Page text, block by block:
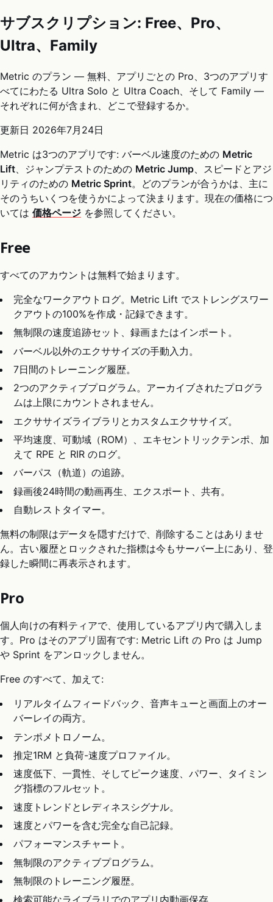
サブスクリプション: Free、Pro、
Ultra、Family
Metric のプラン — 無料、アプリごとの Pro、3つのアプリす
べてにわたる Ultra Solo と Ultra Coach、そして Family —
それぞれに何が含まれ、どこで登録するか。
更新日 2026年7月24日
Metric は3つのアプリです: バーベル速度のための Metric
Lift 、ジャンプテストのための Metric Jump 、スピードとアジ
リティのための Metric Sprint。どのプランが合うかは、主に
そのうちいくつを使うかによって決まります。現在の価格につ
いては 価格ページ を参照してください。
Free
すべてのアカウントは無料で始まります。
完全なワークアウトログ。Metric Lift でストレングスワー
クアウトの100%を作成・記録できます。
無制限の速度追跡セット、録画またはインポート。
バーベル以外のエクササイズの手動入力。
7日間のトレーニング履歴。
2つのアクティブプログラム。アーカイブされたプログラ
ムは上限にカウントされません。
エクササイズライブラリとカスタムエクササイズ。
平均速度、可動域（ROM）、エキセントリックテンポ、加
えて RPE と RIR のログ。
バーパス（軌道）の追跡。
録画後24時間の動画再生、エクスポート、共有。
自動レストタイマー。
無料の制限はデータを隠すだけで、削除することはありませ
ん。古い履歴とロックされた指標は今もサーバー上にあり、登
録した瞬間に再表示されます。
Pro
個人向けの有料ティアで、使用しているアプリ内で購入しま
す。Pro はそのアプリ固有です: Metric Lift の Pro は Jump
や Sprint をアンロックしません。
Free のすべて、加えて:
リアルタイムフィードバック、音声キューと画面上のオー
バーレイの両方。
テンポメトロノーム。
推定1RM と負荷-速度プロファイル。
速度低下、一貫性、そしてピーク速度、パワー、タイミン
グ指標のフルセット。
速度トレンドとレディネスシグナル。
速度とパワーを含む完全な自己記録。
パフォーマンスチャート。
無制限のアクティブプログラム。
無制限のトレーニング履歴。
検索可能なライブラリでのアプリ内動画保存。